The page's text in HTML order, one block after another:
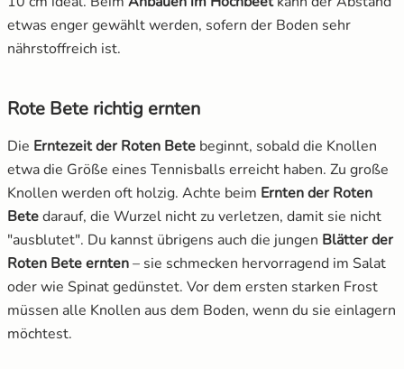
etwas enger gewählt werden, sofern der Boden sehr
nährstoffreich ist.
Rote Bete richtig ernten
Die Erntezeit der Roten Bete beginnt, sobald die Knollen
etwa die Größe eines Tennisballs erreicht haben. Zu große
Knollen werden oft holzig. Achte beim Ernten der Roten
Betedarauf, die Wurzel nicht zu verletzen, damit sie nicht
"ausblutet". Du kannst übrigens auch die jungen Blätter der
Roten Bete ernten– sie schmecken hervorragend im Salat
oder wie Spinat gedünstet. Vor dem ersten starken Frost
müssen alle Knollen aus dem Boden, wenn du sie einlagern
möchtest.